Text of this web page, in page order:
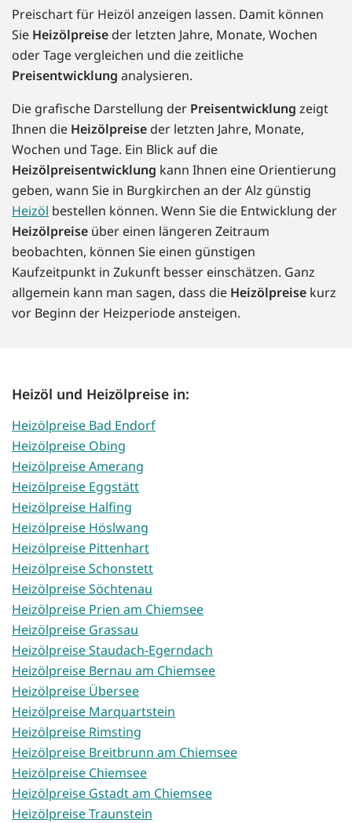
Preischart für Heizöl anzeigen lassen. Damit können
Sie Heizölpreise der letzten Jahre, Monate, Wochen
oder Tage vergleichen und die zeitliche
Preisentwicklung analysieren.
Die grafische Darstellung der Preisentwicklung zeigt
Ihnen die Heizölpreise der letzten Jahre, Monate,
Wochen und Tage. Ein Blick auf die
Heizölpreisentwicklung kann Ihnen eine Orientierung
geben, wann Sie in Burgkirchen an der Alz günstig
Heizöl bestellen können. Wenn Sie die Entwicklung der
Heizölpreise über einen längeren Zeitraum
beobachten, können Sie einen günstigen
Kaufzeitpunkt in Zukunft besser einschätzen. Ganz
allgemein kann man sagen, dass die Heizölpreise kurz
vor Beginn der Heizperiode ansteigen.
Heizöl und Heizölpreise in:
Heizölpreise Bad Endorf
Heizölpreise Obing
Heizölpreise Amerang
Heizölpreise Eggstätt
Heizölpreise Halfing
Heizölpreise Höslwang
Heizölpreise Pittenhart
Heizölpreise Schonstett
Heizölpreise Söchtenau
Heizölpreise Prien am Chiemsee
Heizölpreise Grassau
Heizölpreise Staudach-Egerndach
Heizölpreise Bernau am Chiemsee
Heizölpreise Übersee
Heizölpreise Marquartstein
Heizölpreise Rimsting
Heizölpreise Breitbrunn am Chiemsee
Heizölpreise Chiemsee
Heizölpreise Gstadt am Chiemsee
Heizölpreise Traunstein